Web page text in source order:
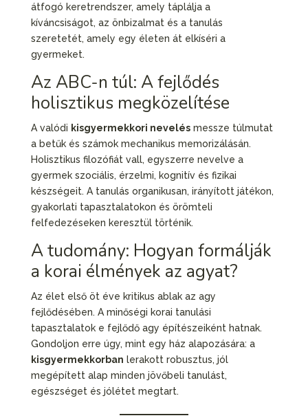
átfogó keretrendszer, amely táplálja a
kíváncsiságot, az önbizalmat és a tanulás
szeretetét, amely egy életen át elkíséri a
gyermeket.
Az ABC-n túl: A fejlődés
holisztikus megközelítése
A valódi kisgyermekkori nevelésmessze túlmutat
a betűk és számok mechanikus memorizálásán.
Holisztikus filozófiát vall, egyszerre nevelve a
gyermek szociális, érzelmi, kognitív és fizikai
készségeit. A tanulás organikusan, irányított játékon,
gyakorlati tapasztalatokon és örömteli
felfedezéseken keresztül történik.
A tudomány: Hogyan formálják
a korai élmények az agyat?
Az élet első öt éve kritikus ablak az agy
fejlődésében. A minőségi korai tanulási
tapasztalatok e fejlődő agy építészeiként hatnak.
Gondoljon erre úgy, mint egy ház alapozására: a
kisgyermekkorban lerakott robusztus, jól
megépített alap minden jövőbeli tanulást,
egészséget és jólétet megtart.